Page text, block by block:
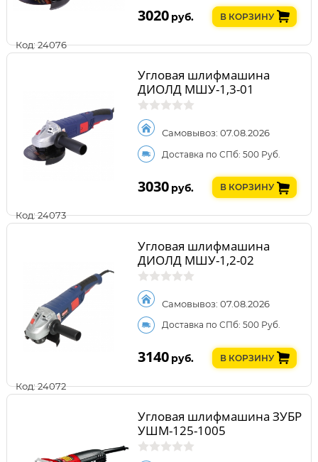
Код: 24076
3020 руб. В КОРЗИНУ
Код: 24073
Угловая шлифмашина
ДИОЛД МШУ-1,3-01
Самовывоз: 07.08.2026
Доставка по СПб: 500 Руб.
3030 руб. В КОРЗИНУ
Код: 24072
Угловая шлифмашина
ДИОЛД МШУ-1,2-02
Самовывоз: 07.08.2026
Доставка по СПб: 500 Руб.
3140 руб. В КОРЗИНУ
Угловая шлифмашина ЗУБР
УШМ-125-1005